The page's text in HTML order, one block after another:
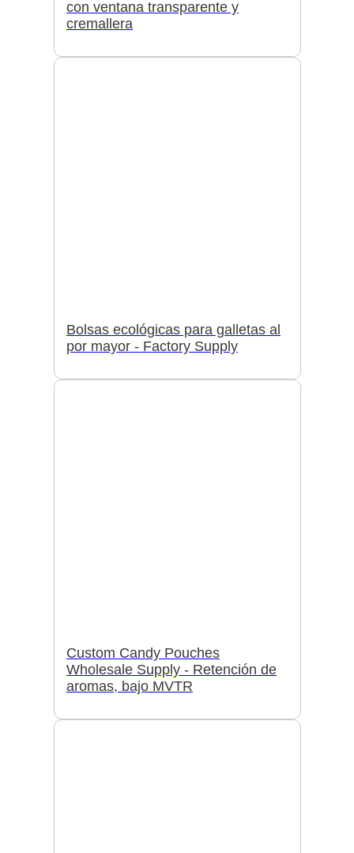
con ventana transparente y
cremallera
Bolsas ecológicas para galletas al
por mayor - Factory Supply
Custom Candy Pouches
Wholesale Supply - Retención de
aromas, bajo MVTR